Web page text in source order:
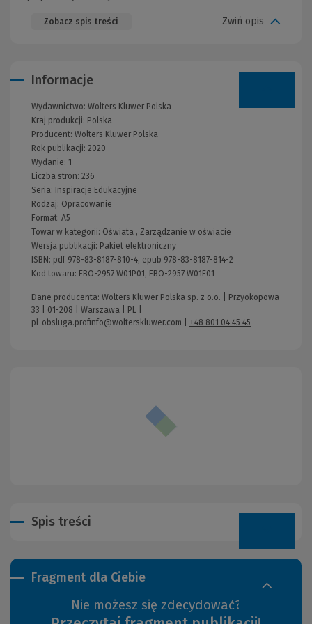
Zobacz spis treści Zwiń opis
Fragment dla Ciebie
Nie możesz się zdecydować?
Informacje
Wydawnictwo: Wolters Kluwer Polska
Kraj produkcji: Polska
Producent: Wolters Kluwer Polska
Rok publikacji: 2020
Wydanie: 1
Liczba stron: 236
Seria: Inspiracje Edukacyjne
Rodzaj: Opracowanie
Format: A5
Towar w kategorii: Oświata , Zarządzanie w oświacie
Wersja publikacji: Pakiet elektroniczny
ISBN: pdf 978-83-8187-810-4, epub 978-83-8187-814-2
Kod towaru: EBO-2957 W01P01, EBO-2957 W01E01
Dane producenta: Wolters Kluwer Polska sp. z o.o. | Przyokopowa
33 | 01-208 | Warszawa | PL |
pl-obsluga.profinfo@wolterskluwer.com
+48 801 04 45 45
Spis treści